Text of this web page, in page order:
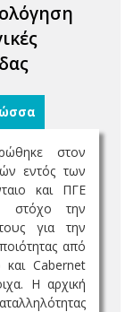
στον
εντός των
και ΠΓΕ
στόχο την
για την
από
και Cabernet
Η αρχική